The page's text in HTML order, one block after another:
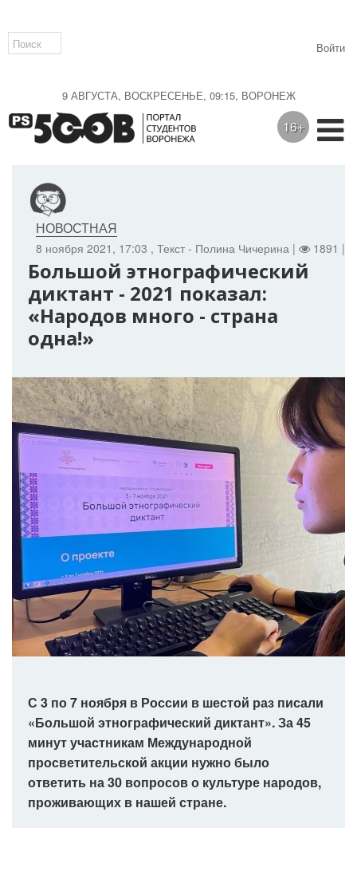
9 АВГУСТА, ВОСКРЕСЕНЬЕ, 09:15, ВОРОНЕЖ
Войти
16+
8 ноября 2021, 17:03 , Текст - Полина Чичерина | 1891 |
НОВОСТНАЯ
Большой этнографический
диктант - 2021 показал:
«Народов много - страна
одна!»
С 3 по 7 ноября в России в шестой раз писали
«Большой этнографический диктант». За 45
минут участникам Международной
просветительской акции нужно было
ответить на 30 вопросов о культуре народов,
проживающих в нашей стране.